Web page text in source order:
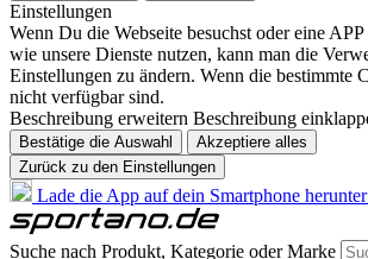
Einstellungen
Wenn Du die Webseite besuchst oder eine
wie unsere Dienste nutzen, kann man die
Einstellungen zu ändern. Wenn die bestimmte
nicht verfügbar sind.
Beschreibung erweitern Beschreibung
Bestätige die Auswahl
Akzeptiere alles
Zurück zu den Einstellungen
Lade die App auf dein Smartphone
Suche nach Produkt, Kategorie oder Marke